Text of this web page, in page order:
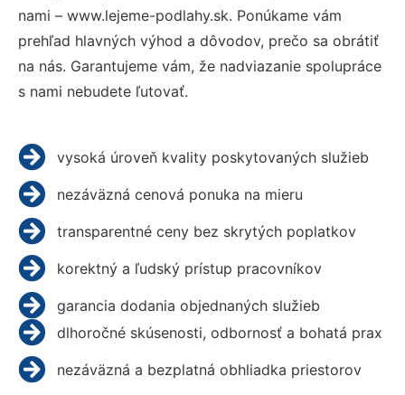
nami – www.lejeme-podlahy.sk. Ponúkame vám
prehľad hlavných výhod a dôvodov, prečo sa obrátiť
na nás. Garantujeme vám, že nadviazanie spolupráce
s nami nebudete ľutovať.
vysoká úroveň kvality poskytovaných služieb
nezáväzná cenová ponuka na mieru
transparentné ceny bez skrytých poplatkov
korektný a ľudský prístup pracovníkov
garancia dodania objednaných služieb
dlhoročné skúsenosti, odbornosť a bohatá prax
nezáväzná a bezplatná obhliadka priestorov